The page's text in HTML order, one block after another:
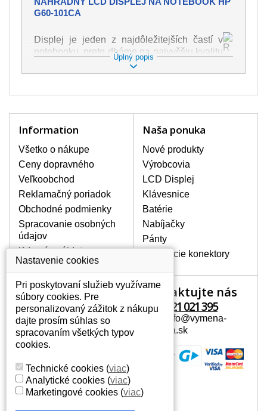
G60-101CA
Displej je jeden z najdôležitejších častí v
notebooku, preto dbáme na najvyššiu kvalitu
tohto náhradného dielu. Slúži k
zobrazovaniu textu či obrazu v rôznej
najväčšou opatrnosťou. Medzi najčastejšie
poškodenie napr. prasklinu alebo
poškrábanie. Ďalej zvislé pruhy, nesvietiaci
displej, preblikávanie alebo nerovnomerný
jas.
LCD DISPLEJE NAJVYŠŠEJ
KVALITY !
Skladom držíme len originálne displeje, ktoré
spĺňajú vysokú kvalitu triedy A+ bez chybných
pixelov a to po celú dobu záruky.
AKO ZISTÍTE AKÝ POTREBUJETE
DISPLEJ PRE SVOJ NOTEBOOK?
Displej je možné dohľadať podľa modelu
notebooku, ktorý je uvedený na spodnej
strane notebooku na štítku alebo pod
batériou. Býva tiež znázornený na
rámčeku alebo pri klávesnici. V prípade,
že máte displej demontovaný, dohľadáte
to vďaka modelovému označeniu z
displeja, ktoré sa nachádza na štítku pri
EAN kóde.
Úplný popis
Information
Všetko o nákupe
Ceny dopravného
Veľkoobchod
Reklamačný poriadok
Obchodné podmienky
Spracovanie osobných
údajov
Kde nás nájdete
Naša ponuka
Nové produkty
Výrobcovia
LCD Displej
Klávesnice
Batérie
Nabíjačky
Pánty
Napájacie konektory
Váš účet
Váš účet
Osobné informácie
Adresy
Kontaktujte nás
+421 221 021 395
Mail: info@vymena-
displeja.sk
Nastavenie cookies
Pri poskytovaní služieb využívame
súbory cookies. Pre
personalizovaný zážitok z nákupu
dajte prosím súhlas so
spracovaním všetkých typov
cookies.
Technické cookies (viac)
Analytické cookies (viac)
Marketingové cookies (viac)